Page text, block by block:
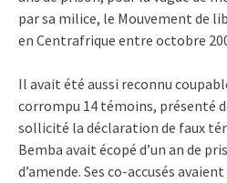
par sa milice, le Mouvement de
en Centrafrique entre octobre
Il avait été aussi reconnu
corrompu 14 témoins, présenté
sollicité la déclaration de faux
Bemba avait écopé d’un an de
d’amende. Ses co-accusés